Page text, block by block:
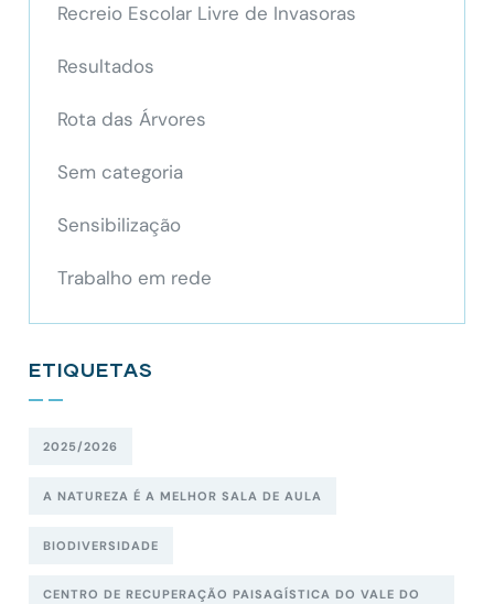
Recreio Escolar Livre de Invasoras
Resultados
Rota das Árvores
Sem categoria
Sensibilização
Trabalho em rede
ETIQUETAS
2025/2026
A NATUREZA É A MELHOR SALA DE AULA
BIODIVERSIDADE
CENTRO DE RECUPERAÇÃO PAISAGÍSTICA DO VALE DO